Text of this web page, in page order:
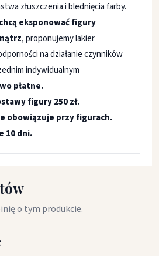
złuszczenia i blednięcia farby.
eksponować figury
, proponujemy lakier
na działanie czynników
indywidualnym
płatne.
figury 250 zł.
obowiązuje przy figurach.
10 dni.
o tym produkcie.